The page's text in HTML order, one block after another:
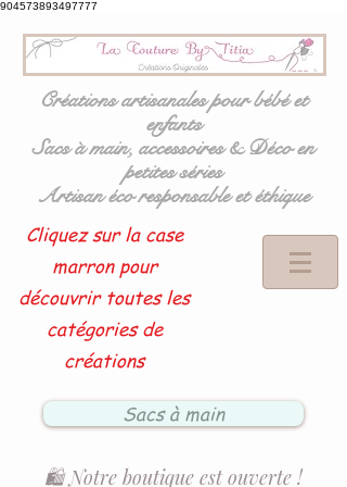
904573893497777
Créations artisanales pour bébé et
enfants
Sacs à main, accessoires & Déco en
petites séries
Artisan éco responsable et éthique
Cliquez sur la case
marron pour
découvrir toutes les
catégories de
créations
Sacs à main
🛍️ Notre boutique est ouverte !